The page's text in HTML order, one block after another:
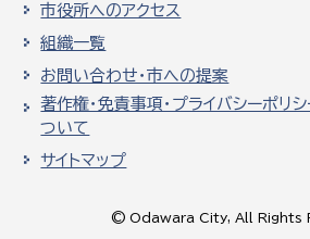
市役所へのアクセス
組織一覧
お問い合わせ・市への提案
著作権・免責事項・プライバシーポリシ
ついて
サイトマップ
© Odawara City, All Rights